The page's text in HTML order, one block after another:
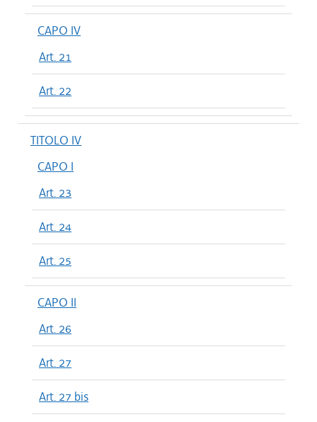
CAPO IV
Art. 21
Art. 22
TITOLO IV
CAPO I
Art. 23
Art. 24
Art. 25
CAPO II
Art. 26
Art. 27
Art. 27 bis